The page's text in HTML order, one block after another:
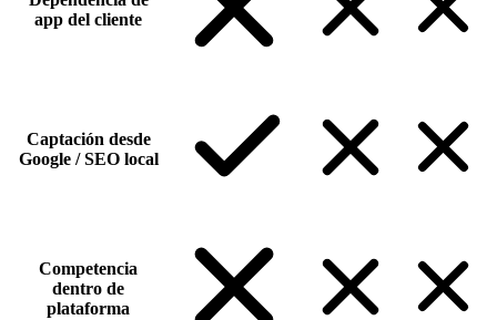
app del cliente
Captación desde
Google / SEO local
Competencia
dentro de
plataforma